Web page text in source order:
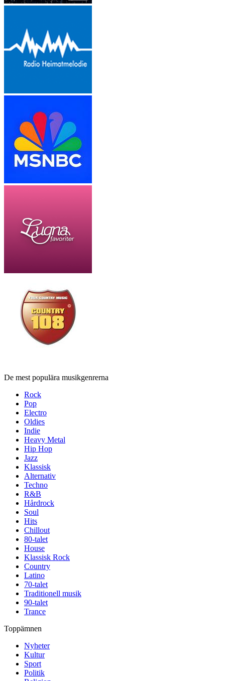
De mest populära musikgenrerna
Rock
Pop
Electro
Oldies
Indie
Heavy Metal
Hip Hop
Jazz
Klassisk
Alternativ
Techno
R&B
Hårdrock
Soul
Hits
Chillout
80-talet
House
Klassisk Rock
Country
Latino
70-talet
Traditionell musik
90-talet
Trance
Toppämnen
Nyheter
Kultur
Sport
Politik